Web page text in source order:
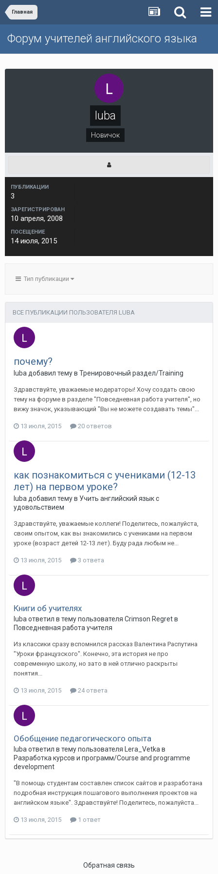
Главная
Форум учителей английского языка
luba
Новичок
ПУБЛИКАЦИИ
3
ЗАРЕГИСТРИРОВАН
10 апреля, 2008
ПОСЕЩЕНИЕ
14 июля, 2015
Тип публикации
ВСЕ ПУБЛИКАЦИИ ПОЛЬЗОВАТЕЛЯ LUBA
почему?
luba добавил тему в Тренировочный раздел/Training
Здравствуйте, уважаемые модераторы! Хочу создать свою
тему на форуме в разделе "Повседневная работа учителя", но
вижу значок, указывающий "Вы не можете создавать темы"...
13 июля, 2015 20 ответов
как познакомиться с учениками (12-13
лет) на первом уроке?
luba добавил тему в Учить английский язык с
удовольствием
Здравствуйте, уважаемые коллеги! Поделитесь, пожалуйста,
своим опытом, как вы знакомились с учениками на первом
уроке (возраст детей 12-13 лет). Буду рада любым не...
13 июля, 2015 3 ответа
Книги об учителях
luba ответил в тему пользователя Crimson Regret в
Повседневная работа учителя
Из классики сразу вспомнился рассказ Валентина Распутина
"Уроки французского". Конечно, эта история не про
современную школу, но зато в ней отлично раскрыты
понятия...
13 июля, 2015 24 ответа
Обобщение педагогического опыта
luba ответил в тему пользователя Lera_Vetka в
Разработка курсов и программ/Course and programme
development
"В помощь студентам составлен список сайтов и разработана
подробная инструкция пошагового выполнения проектов на
английском языке". Здравствуйте! Поделитесь, пожалуйста...
13 июля, 2015 1 ответ
Обратная связь